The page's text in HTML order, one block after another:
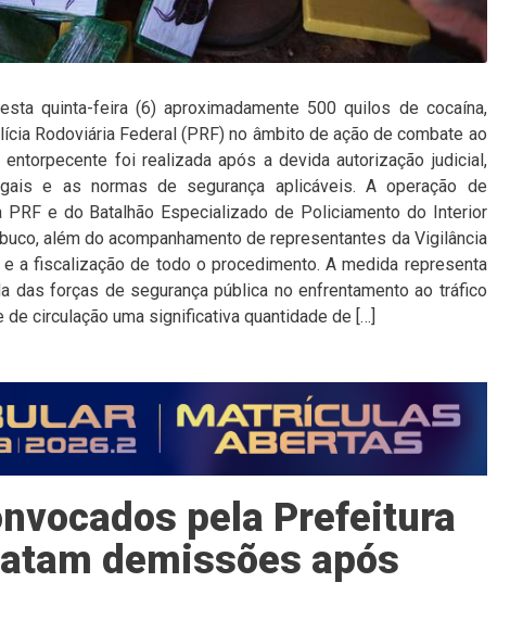
quinta-feira (6) aproximadamente 500 quilos de cocaína,
Rodoviária Federal (PRF) no âmbito de ação de combate ao
foi realizada após a devida autorização judicial,
e as normas de segurança aplicáveis. A operação de
PRF e do Batalhão Especializado de Policiamento do Interior
além do acompanhamento de representantes da Vigilância
e a fiscalização de todo o procedimento. A medida representa
das forças de segurança pública no enfrentamento ao tráfico
circulação uma significativa quantidade de […]
pela Prefeitura
demissões após